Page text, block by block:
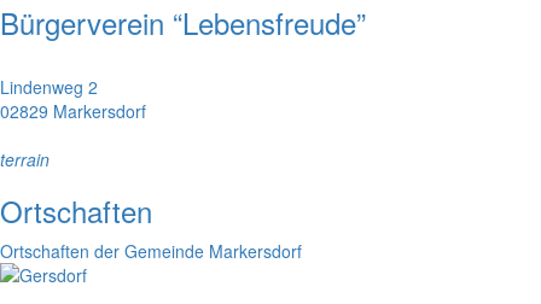
Bürgerverein “Lebensfreude”
Lindenweg 2
02829 Markersdorf
terrain
Ortschaften
Ortschaften der Gemeinde Markersdorf